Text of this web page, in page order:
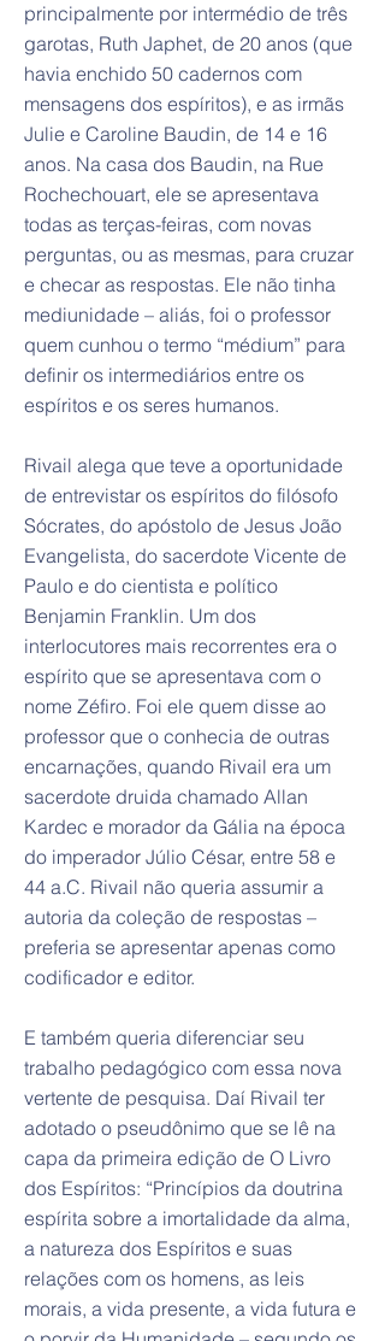
principalmente por intermédio de três
garotas, Ruth Japhet, de 20 anos (que
havia enchido 50 cadernos com
mensagens dos espíritos), e as irmãs
Julie e Caroline Baudin, de 14 e 16
anos. Na casa dos Baudin, na Rue
Rochechouart, ele se apresentava
todas as terças-feiras, com novas
perguntas, ou as mesmas, para cruzar
e checar as respostas. Ele não tinha
mediunidade – aliás, foi o professor
quem cunhou o termo “médium” para
definir os intermediários entre os
espíritos e os seres humanos.
Rivail alega que teve a oportunidade
de entrevistar os espíritos do filósofo
Sócrates, do apóstolo de Jesus João
Evangelista, do sacerdote Vicente de
Paulo e do cientista e político
Benjamin Franklin. Um dos
interlocutores mais recorrentes era o
espírito que se apresentava com o
nome Zéfiro. Foi ele quem disse ao
professor que o conhecia de outras
encarnações, quando Rivail era um
sacerdote druida chamado Allan
Kardec e morador da Gália na época
do imperador Júlio César, entre 58 e
44 a.C. Rivail não queria assumir a
autoria da coleção de respostas –
preferia se apresentar apenas como
codificador e editor.
E também queria diferenciar seu
trabalho pedagógico com essa nova
vertente de pesquisa. Daí Rivail ter
adotado o pseudônimo que se lê na
capa da primeira edição de O Livro
dos Espíritos: “Princípios da doutrina
espírita sobre a imortalidade da alma,
a natureza dos Espíritos e suas
relações com os homens, as leis
morais, a vida presente, a vida futura e